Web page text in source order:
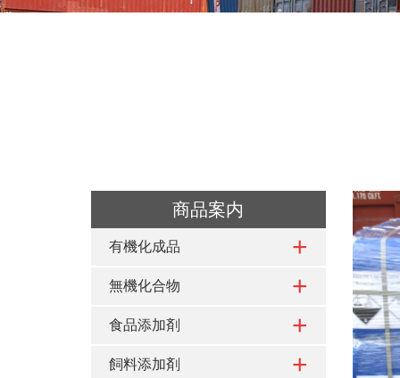
商品案内
有機化成品
無機化合物
食品添加剤
飼料添加剤